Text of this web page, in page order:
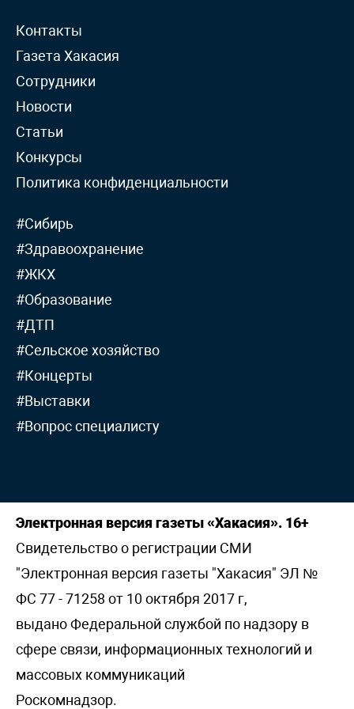
Контакты
Газета Хакасия
Сотрудники
Новости
Статьи
Конкурсы
Политика конфиденциальности
#Сибирь
#Здравоохранение
#ЖКХ
#Образование
#ДТП
#Сельское хозяйство
#Концерты
#Выставки
#Вопрос специалисту
Электронная версия газеты «Хакасия». 16+
Свидетельство о регистрации СМИ
"Электронная версия газеты "Хакасия" ЭЛ №
ФС 77 - 71258 от 10 октября 2017 г,
выдано Федеральной службой по надзору в
сфере связи, информационных технологий и
массовых коммуникаций
Роскомнадзор.